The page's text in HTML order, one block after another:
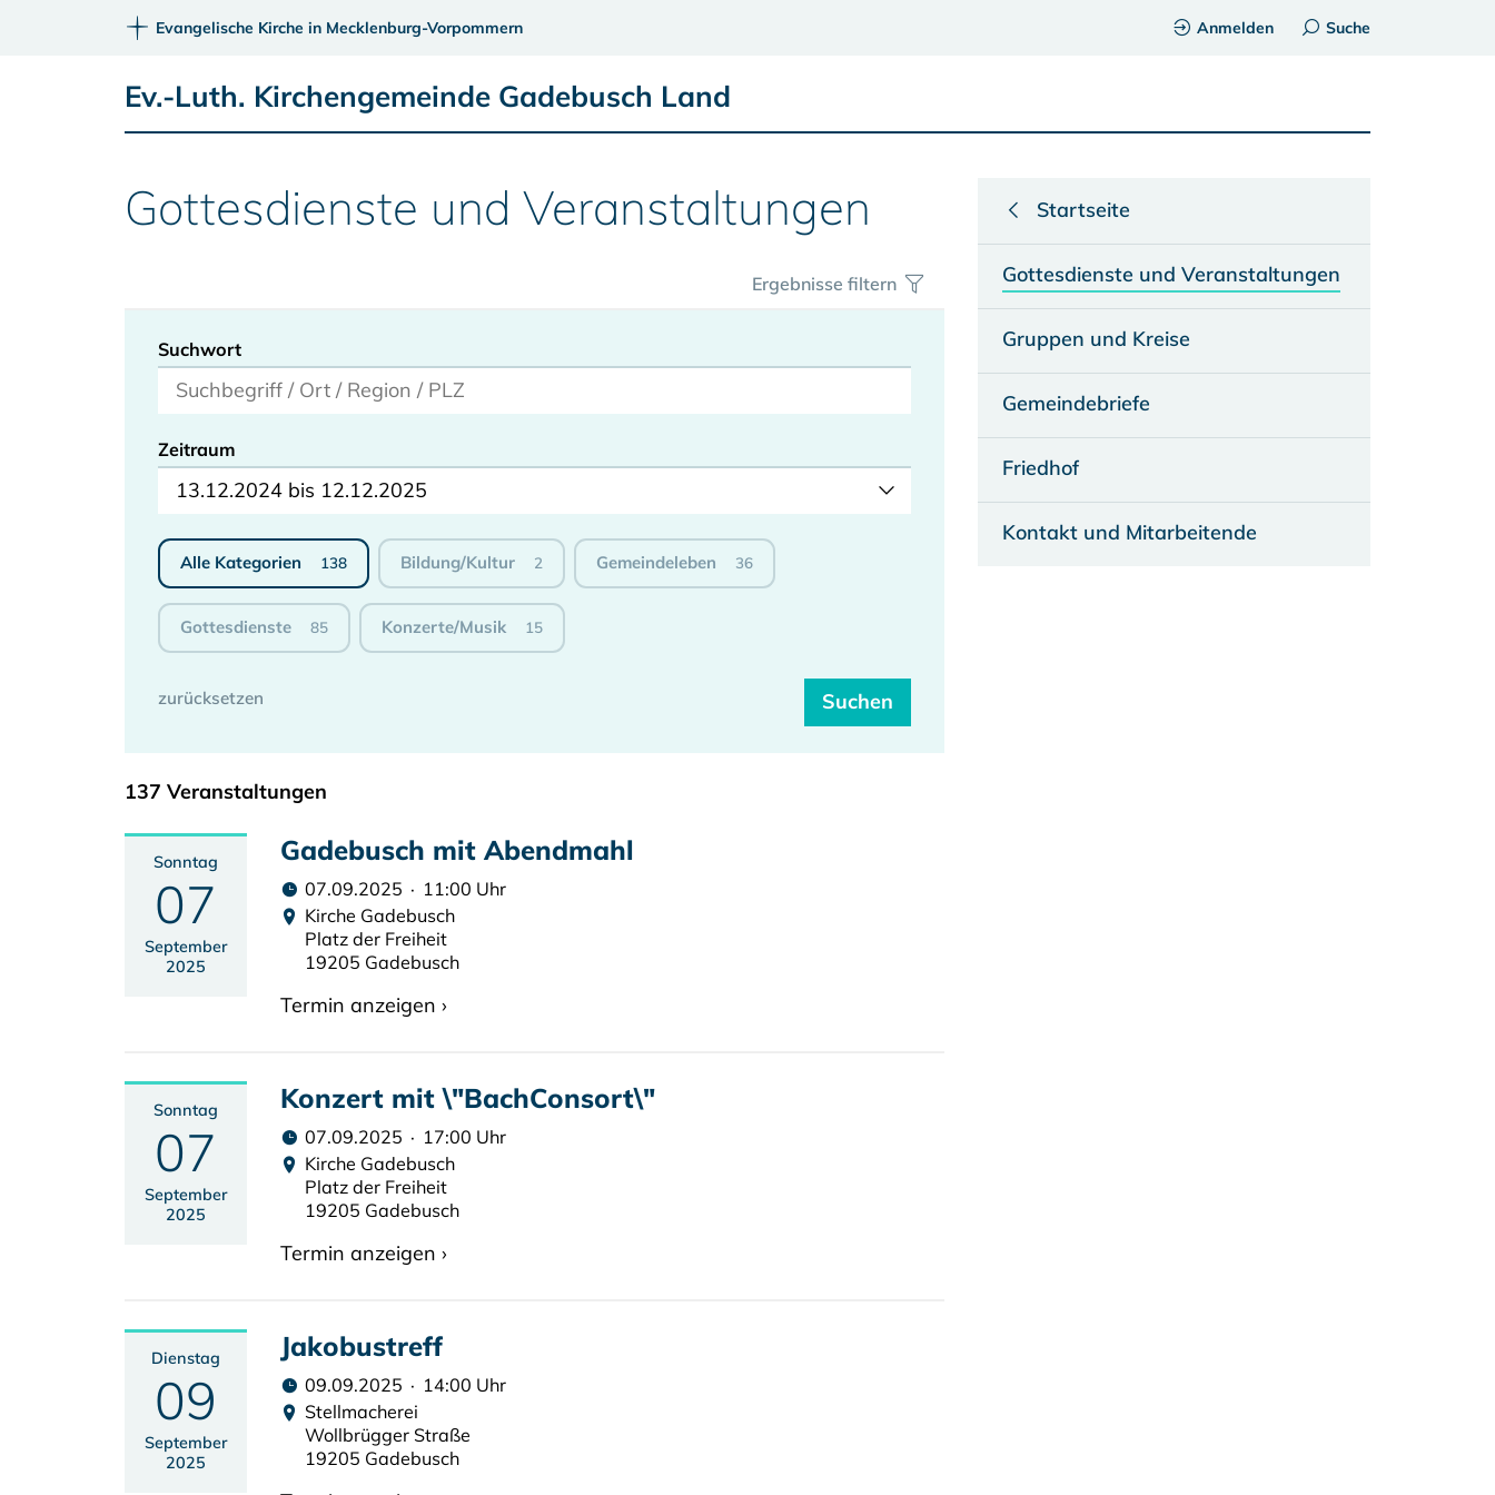
Evangelische Kirche in Mecklenburg-Vorpommern Anmelden Suche
Ev.-Luth. Kirchengemeinde Gadebusch Land
Gottesdienste und Veranstaltungen
Ergebnisse filtern
Suchwort
Zeitraum
13.12.2024 bis 12.12.2025
Alle Kategorien 138 Bildung/Kultur 2 Gemeindeleben 36
Gottesdienste 85 Konzerte/Musik 15
137 Veranstaltungen
Sonntag
07
September
2025
Gadebusch mit Abendmahl
07.09.2025 · 11:00 Uhr
Kirche Gadebusch
Platz der Freiheit
19205 Gadebusch
Termin anzeigen ›
Sonntag
07
September
2025
Konzert mit \"BachConsort\"
07.09.2025 · 17:00 Uhr
Kirche Gadebusch
Platz der Freiheit
19205 Gadebusch
Termin anzeigen ›
Dienstag
09
September
2025
Jakobustreff
09.09.2025 · 14:00 Uhr
Stellmacherei
Wollbrügger Straße
19205 Gadebusch
Startseite
Gottesdienste und Veranstaltungen
Gruppen und Kreise
Gemeindebriefe
Friedhof
Kontakt und Mitarbeitende